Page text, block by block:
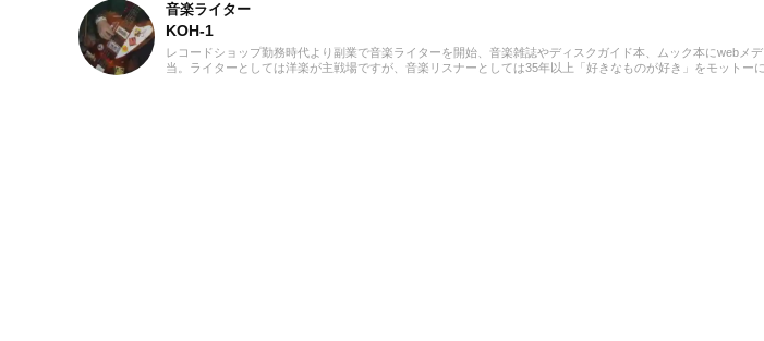
音楽ライター
KOH-1
レコードショップ勤務時代より副業で音楽ライターを開始、音楽雑誌やディスクガイド本、ムック本にwebメ
当。ライターとしては洋楽が主戦場ですが、音楽リスナーとしては35年以上「好きなものが好き」をモットー